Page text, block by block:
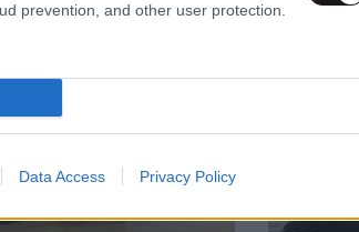
prevention, and other user protection.
Data Access Privacy Policy